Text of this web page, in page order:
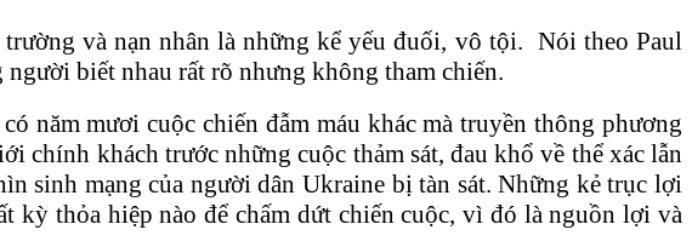
và nạn nhân là những kể yếu đuối, vô tội. Nói theo Paul
biết nhau rất rõ nhưng không tham chiến.
năm mươi cuộc chiến đẫm máu khác mà truyền thông phương
chính khách trước những cuộc thảm sát, đau khổ về thể xác lẫn
sinh mạng của người dân Ukraine bị tàn sát. Những kẻ trục lợi
thỏa hiệp nào để chấm dứt chiến cuộc, vì đó là nguồn lợi và